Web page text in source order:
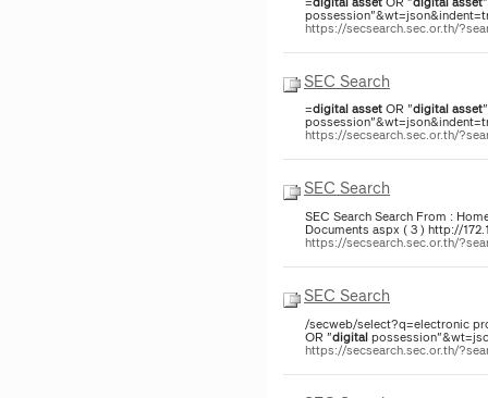
https://secsearch.sec.or.th/
SEC Search
=digitalassetOR "digitalasset
https://secsearch.sec.or.th/
SEC Search
SEC Search Search From :
Documents aspx ( 3 ) http://
https://secsearch.sec.or.th/
SEC Search
/secweb/select?q=electronic
OR "digital
https://secsearch.sec.or.th/